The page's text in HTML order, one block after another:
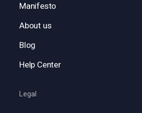
Manifesto
About us
Blog
Help Center
Legal